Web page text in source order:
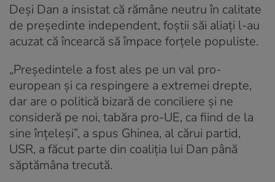
Deși Dan a insistat că rămâne neutru în calitate
de președinte independent, foștii săi aliați l-au
acuzat că încearcă să împace forțele populiste.
„Președintele a fost ales pe un val pro-
european și ca respingere a extremei drepte,
dar are o politică bizară de conciliere și ne
consideră pe noi, tabăra pro-UE, ca fiind de la
sine înțeleși”, a spus Ghinea, al cărui partid,
USR, a făcut parte din coaliția lui Dan până
săptămâna trecută.